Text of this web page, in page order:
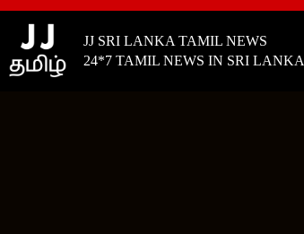
JJ SRI LANKA TAMIL NEWS
24*7 TAMIL NEWS IN SRI LANKA